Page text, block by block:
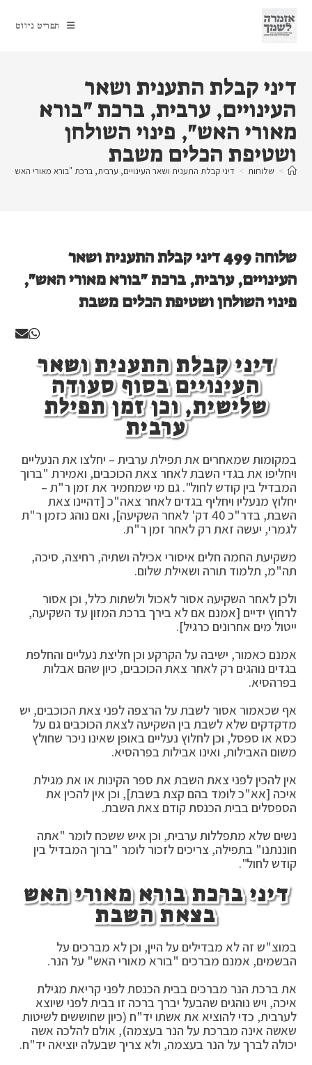
content
תפריט ניווט
דיני קבלת התענית ושאר
העינויים, ערבית, ברכת "בורא
מאורי האש", פינוי השולחן
ושטיפת הכלים משבת
> שלוחות > דיני קבלת התענית ושאר העינויים, ערבית, ברכת "בורא מאורי האש",
שלוחה 499 דיני קבלת התענית ושאר
העינויים, ערבית, ברכת "בורא מאורי האש",
פינוי השולחן ושטיפת הכלים משבת
דיני קבלת התענית ושאר
העינויים בסוף סעודה
שלישית, וכן זמן תפילת
ערבית
במקומות שמאחרים את תפילת ערבית – יחלצו את הנעליים
ויחליפו את בגדי השבת לאחר צאת הכוכבים, ואמירת "ברוך
המבדיל בין קודש לחול". גם מי שמחמיר את זמן ר"ת –
יחלוץ מנעליו ויחליף בגדים לאחר צאה"כ [דהיינו צאת
השבת, בדר"כ 40 דק' לאחר השקיעה], ואם נוהג כזמן ר"ת
לגמרי, יעשה זאת רק לאחר זמן ר"ת.
משקיעת החמה חלים איסורי אכילה ושתיה, רחיצה, סיכה,
תה"מ, תלמוד תורה ושאילת שלום.
ולכן לאחר השקיעה אסור לאכול ולשתות כלל, וכן אסור
לרחוץ ידיים [אמנם אם לא בירך ברכת המזון עד השקיעה,
ייטול מים אחרונים כרגיל].
אמנם כאמור, ישיבה על הקרקע וכן חליצת נעליים והחלפת
בגדים נוהגים רק לאחר צאת הכוכבים, כיון שהם אבלות
בפרהסיא.
אף שכאמור אסור לשבת על הרצפה לפני צאת הכוכבים, יש
מדקדקים שלא לשבת בין השקיעה לצאת הכוכבים גם על
כסא או ספסל, וכן לחלוץ נעליים באופן שאינו ניכר שחולץ
משום האבילות, ואינו אבילות בפרהסיא.
אין להכין לפני צאת השבת את ספר הקינות או את מגילת
איכה [אא"כ לומד בהם קצת בשבת], וכן אין להכין את
הספסלים בבית הכנסת קודם צאת השבת.
נשים שלא מתפללות ערבית, וכן איש ששכח לומר "אתה
חוננתנו" בתפילה, צריכים לזכור לומר "ברוך המבדיל בין
קודש לחול".
דיני ברכת בורא מאורי האש
בצאת השבת
במוצ"ש זה לא מבדילים על היין, וכן לא מברכים על
הבשמים, אמנם מברכים "בורא מאורי האש" על הנר.
את ברכת הנר מברכים בבית הכנסת לפני קריאת מגילת
איכה, ויש נוהגים שהבעל יברך ברכה זו בבית לפני שיוצא
לערבית, כדי להוציא את אשתו יד"ח (כיון שחוששים לשיטות
שאשה אינה מברכת על הנר בעצמה), אולם להלכה אשה
יכולה לברך על הנר בעצמה, ולא צריך שבעלה יוציאה יד"ח.